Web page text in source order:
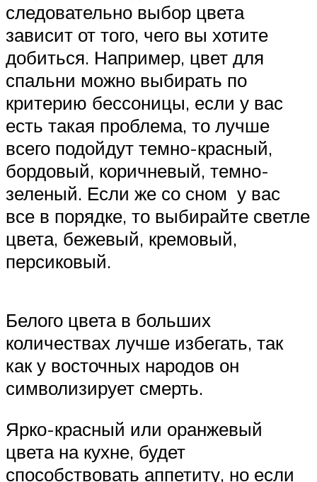
следовательно выбор цвета
зависит от того, чего вы хотите
добиться. Например, цвет для
спальни можно выбирать по
критерию бессоницы, если у вас
есть такая проблема, то лучше
всего подойдут темно-красный,
бордовый, коричневый, темно-
зеленый. Если же со сном у вас
все в порядке, то выбирайте светле
цвета, бежевый, кремовый,
персиковый.
Белого цвета в больших
количествах лучше избегать, так
как у восточных народов он
символизирует смерть.
Ярко-красный или оранжевый
цвета на кухне, будет
способствовать аппетиту, но если